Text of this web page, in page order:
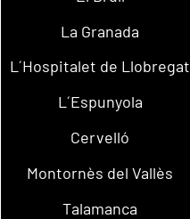
La Granada
L´Hospitalet de Llobregat
L´Espunyola
Cervelló
Montornès del Vallès
Talamanca